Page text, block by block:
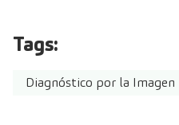
Tags:
Diagnóstico por la Imagen